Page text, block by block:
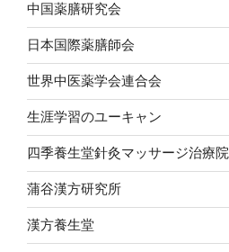
中国薬膳研究会
日本国際薬膳師会
世界中医薬学会連合会
生涯学習のユーキャン
四季養生堂針灸マッサージ治療院
蒲谷漢方研究所
漢方養生堂